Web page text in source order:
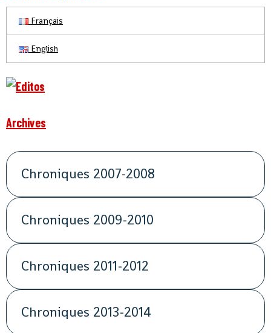
Français
English
Archives
Chroniques 2007-2008
Chroniques 2009-2010
Chroniques 2011-2012
Chroniques 2013-2014